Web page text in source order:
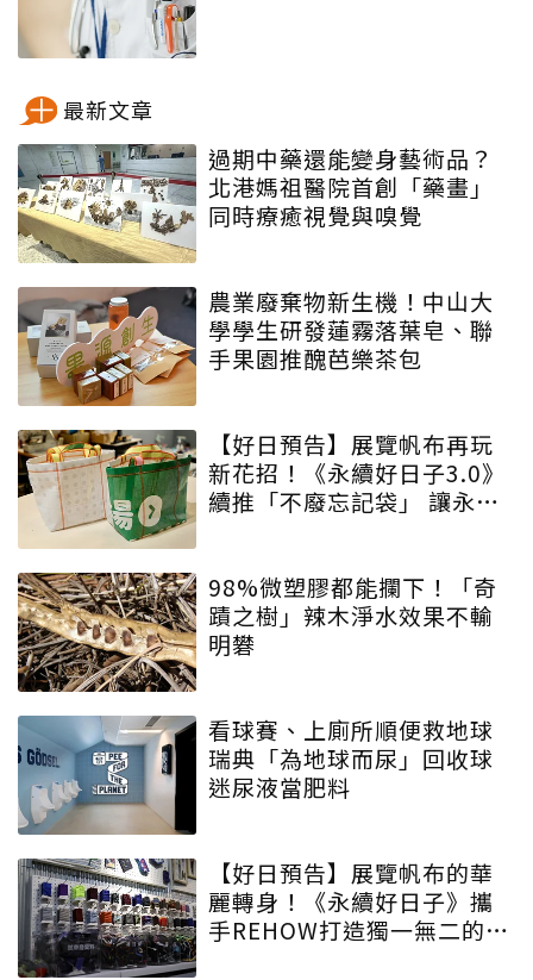
最新文章
過期中藥還能變身藝術品？
北港媽祖醫院首創「藥畫」
同時療癒視覺與嗅覺
農業廢棄物新生機！中山大
學學生研發蓮霧落葉皂、聯
手果園推醜芭樂茶包
【好日預告】展覽帆布再玩
新花招！《永續好日子3.0》
續推「不廢忘記袋」 讓永續
98%微塑膠都能攔下！「奇
蹟之樹」辣木淨水效果不輸
明礬
看球賽、上廁所順便救地球
瑞典「為地球而尿」回收球
迷尿液當肥料
【好日預告】展覽帆布的華
麗轉身！《永續好日子》攜
手REHOW打造獨一無二的